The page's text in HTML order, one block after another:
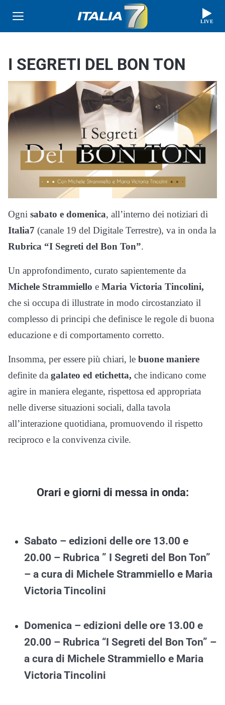
LIVE
I SEGRETI DEL BON TON
Ogni sabato e domenica, all’interno dei notiziari di
Italia7 (canale 19 del Digitale Terrestre), va in onda la
Rubrica “I Segreti del Bon Ton”.
Un approfondimento, curato sapientemente da
Michele Strammiello e Maria Victoria Tincolini,
che si occupa di illustrate in modo circostanziato il
complesso di principi che definisce le regole di buona
educazione e di comportamento corretto.
Insomma, per essere più chiari, le buone maniere
definite da galateo ed etichetta, che indicano come
agire in maniera elegante, rispettosa ed appropriata
nelle diverse situazioni sociali, dalla tavola
all’interazione quotidiana, promuovendo il rispetto
reciproco e la convivenza civile.
Orari e giorni di messa in onda:
Sabato – edizioni delle ore 13.00 e
20.00 – Rubrica ” I Segreti del Bon Ton”
– a cura di Michele Strammiello e Maria
Victoria Tincolini
Domenica – edizioni delle ore 13.00 e
20.00 – Rubrica “I Segreti del Bon Ton” –
a cura di Michele Strammiello e Maria
Victoria Tincolini